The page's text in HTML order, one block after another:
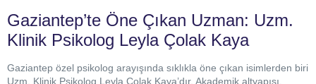
Gaziantep’te Öne Çıkan Uzman: Uzm.
Klinik Psikolog Leyla Çolak Kaya
Gaziantep özel psikolog arayışında sıklıkla öne çıkan isimlerden biri
Uzm. Klinik Psikolog Leyla Çolak Kaya’dır. Akademik altyapısı,